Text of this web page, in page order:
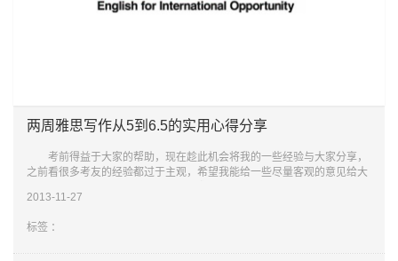
两周雅思写作从5到6.5的实用心得分享
考前得益于大家的帮助，现在趁此机会将我的一些经验与大家分享，
之前看很多考友的经验都过于主观，希望我能给一些尽量客观的意见给大
第二次
2013-11-27
标签 ：